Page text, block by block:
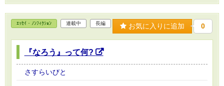
ｴｯｾｲ・ﾉﾝﾌｨｸｼｮﾝ 連載中 長編 お気に入りに追加 0
『なろう』って何?
さすらいびと